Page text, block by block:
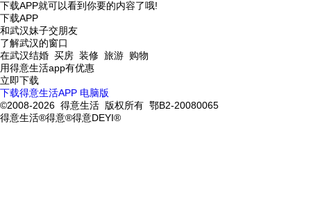
下载APP就可以看到你要的内容了哦!
下载APP
和武汉妹子交朋友
了解武汉的窗口
在武汉结婚 买房 装修 旅游 购物
用得意生活app有优惠
立即下载
下载得意生活APP 电脑版
©2008-2026 得意生活 版权所有 鄂B2-20080065
得意生活®得意®得意DEYI®